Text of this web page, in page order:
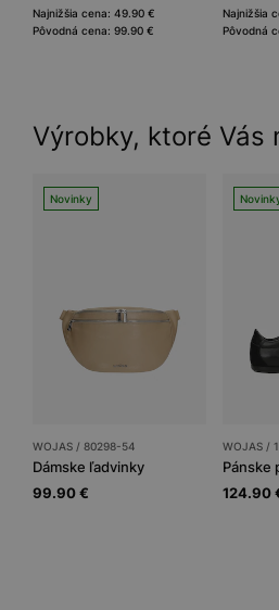
Najnižšia cena: 49.90 €
Pôvodná cena: 99.90 €
Najnižšia
Pôvodná
Výrobky, ktoré Vás
Novinky
WOJAS / 80298-54
Dámske ľadvinky
99.90 €
WOJAS /
Pánske
124.90